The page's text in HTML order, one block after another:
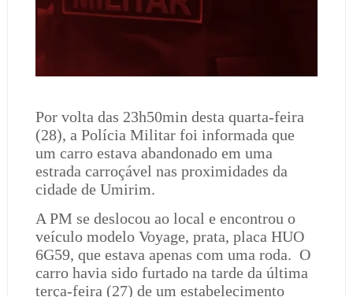
Por volta das 23h50min desta quarta-feira
(28), a Polícia Militar foi informada que
um carro estava abandonado em uma
estrada carroçável nas proximidades da
cidade de Umirim.
A PM se deslocou ao local e encontrou o
veículo modelo Voyage, prata, placa HUO
6G59, que estava apenas com uma roda. O
carro havia sido furtado na tarde da última
terça-feira (27) de um estabelecimento